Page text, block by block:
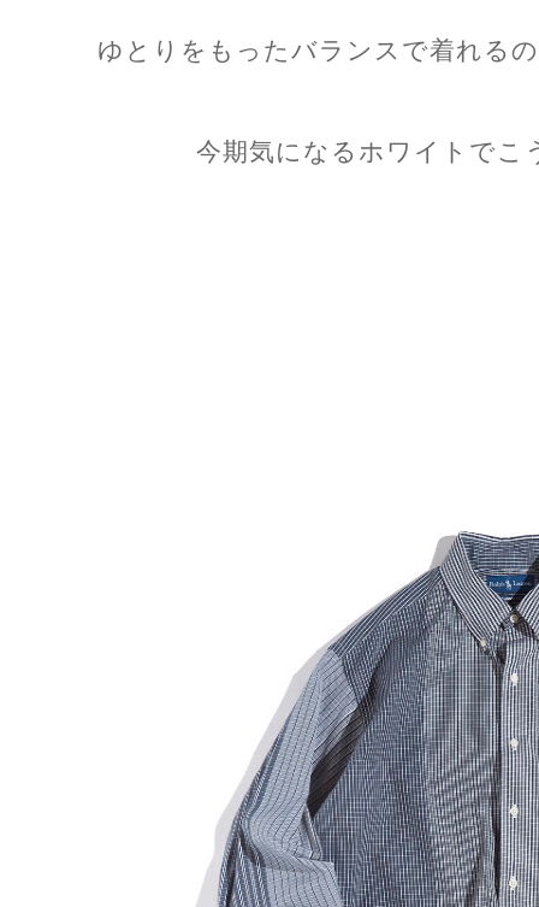
ゆとりをもったバランスで着れる
今期気になるホワイトでこ